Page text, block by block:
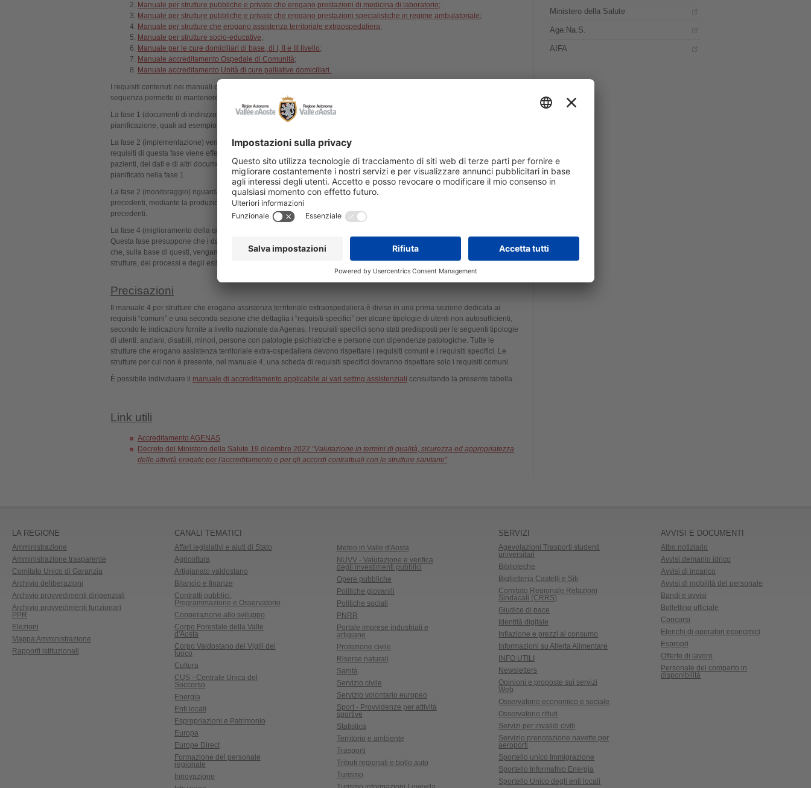
Manuale per strutture pubbliche e private che erogano prestazioni di medicina di laboratorio;
Manuale per strutture pubbliche e private che erogano prestazioni specialistiche in regime ambulatoriale;
Manuale per strutture che erogano assistenza territoriale extraospedaliera;
Manuale per strutture socio-educative;
Manuale per le cure domiciliari di base, di I, II e III livello;
Manuale accreditamento Ospedale di Comunità;
Manuale accreditamento Unità di cure palliative domiciliari.
I requisiti contenuti nei manuali di accreditamento sono articolati in 4 fasi basate sulla sequenza Plan-Do-Check-Act. Tale
sequenza permette di mantenere e migliorare il rispetto dei requisiti di accreditamento.
La fase 1 (documenti di indirizzo e pianificazione) verifica la presenza e i contenuti dei documenti di indirizzo e
pianificazione, quali ad esempio: la missione, le politiche, i piani, le linee guida, le istruzioni, le check-list.
La fase 2 (implementazione) verifica l’applicazione dei documenti predisposti. La valutazione del soddisfacimento dei
requisiti di questa fase viene effettuata tramite l’osservazione sul campo, interviste o valutazione delle cartelle sanitarie dei
pazienti, dei dati e di altri documenti. Questa fase richiede la conoscenza, la consapevolezza e l’implementazione di quanto
pianificato nella fase 1.
La fase 2 (monitoraggio) riguarda l’autovalutazione e l’autoverifica della corretta applicazione di quanto disposto nelle fasi
precedenti, mediante la produzione di report e documenti dai quali emerga l’implementazione delle evidenze della fasi
precedenti.
La fase 4 (miglioramento della qualità) permette di verificare l’adozione di azioni correttive eventualmente necessarie.
Questa fase presuppone che i dati raccolti in base alle evidenze definite nella fase precedente siano analizzati e valutati e
che, sulla base di questi, vengano definite le priorità e pianificate azioni di miglioramento della sicurezza e della qualità delle
strutture, dei processi e degli esiti.
Precisazioni
Il manuale 4 per strutture che erogano assistenza territoriale extraospedaliera è diviso in una prima sezione dedicata ai
requisiti “comuni” e una seconda sezione che dettaglia i “requisiti specifici” per alcune tipologie di utenti non autosufficienti,
secondo le indicazioni fornite a livello nazionale da Agenas. I requisiti specifici sono stati predisposti per le seguenti tipologie
di utenti: anziani, disabili, minori, persone con patologie psichiatriche e persone con dipendenze patologiche. Tutte le
strutture che erogano assistenza territoriale extra-ospedaliera devono rispettare i requisiti comuni e i requisiti specifici. Le
strutture per cui non è presente, nel manuale 4, una scheda di requisiti specifici dovranno rispettare solo i requisiti comuni.
È possibile individuare il manuale di accreditamento applicabile ai vari setting assistenziali consultando la presente tabella.
Link utili
Accreditamento AGENAS
Decreto del Ministero della Salute 19 dicembre 2022 “Valutazione in termini di qualità, sicurezza ed appropriatezza
delle attività erogate per l'accreditamento e per gli accordi contrattuali con le strutture sanitarie”
Ministero della Salute
Age.Na.S.
AIFA
LA REGIONE
Amministrazione
Amministrazione trasparente
Comitato Unico di Garanzia
Archivio deliberazioni
Archivio provvedimenti dirigenziali
Archivio provvedimenti funzionari
PPR
Elezioni
Mappa Amministrazione
Rapporti istituzionali
CANALI TEMATICI
Affari legislativi e aiuti di Stato
Agricoltura
Artigianato valdostano
Bilancio e finanze
Contratti pubblici,
Programmazione e Osservatorio
Cooperazione allo sviluppo
Corpo Forestale della Valle
d'Aosta
Corpo Valdostano dei Vigili del
fuoco
Cultura
CUS - Centrale Unica del
Soccorso
Energia
Enti locali
Espropriazioni e Patrimonio
Europa
Europe Direct
Formazione del personale
regionale
Innovazione
Meteo in Valle d'Aosta
NUVV - Valutazione e verifica
degli investimenti pubblici
Opere pubbliche
Politiche giovanili
Politiche sociali
PNRR
Portale imprese industriali e
artigiane
Protezione civile
Risorse naturali
Sanità
Servizio civile
Servizio volontario europeo
Sport - Provvidenze per attività
sportive
Statistica
Territorio e ambiente
Trasporti
Tributi regionali e bollo auto
Turismo
SERVIZI
Agevolazioni Trasporti studenti
universitari
Biblioteche
Biglietteria Castelli e Siti
Comitato Regionale Relazioni
Sindacali (CRRS)
Giudice di pace
Identità digitale
Inflazione e prezzi al consumo
Informazioni su Allerta Alimentare
INFO UTILI
Newsletters
Opinioni e proposte sui servizi
Web
Osservatorio economico e sociale
Osservatorio rifiuti
Servizi per invalidi civili
Servizio prenotazione navette per
aeroporti
Sportello unico Immigrazione
Sportello Informativo Energia
Sportello Unico degli enti locali
AVVISI E DOCUMENTI
Albo notiziario
Avvisi demanio idrico
Avvisi di incarico
Avvisi di mobilità del personale
Bandi e avvisi
Bollettino ufficiale
Concorsi
Elenchi di operatori economici
Espropri
Offerte di lavoro
Personale del comparto in
disponibilità